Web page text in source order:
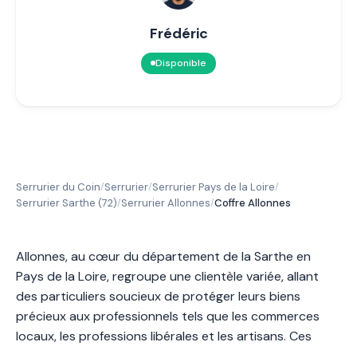
Frédéric
Disponible
Serrurier du Coin/Serrurier/Serrurier Pays de la Loire/
Serrurier Sarthe (72)/Serrurier Allonnes/Coffre Allonnes
Allonnes, au cœur du département de la Sarthe en
Pays de la Loire, regroupe une clientèle variée, allant
des particuliers soucieux de protéger leurs biens
précieux aux professionnels tels que les commerces
locaux, les professions libérales et les artisans. Ces